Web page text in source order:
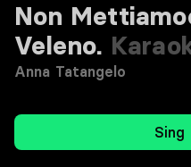
Non
Veleno.
Anna Tatangelo
Sing